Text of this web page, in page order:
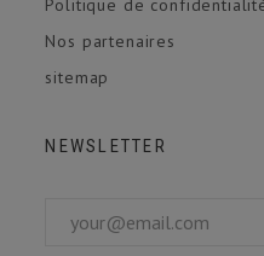
Politique de
Nos partenaires
sitemap
NEWSLETTER